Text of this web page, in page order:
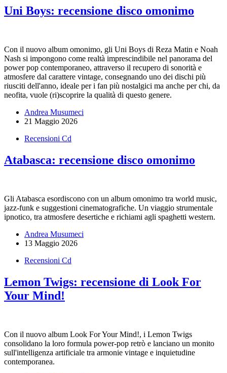
Uni Boys: recensione disco omonimo
Con il nuovo album omonimo, gli Uni Boys di Reza Matin e Noah
Nash si impongono come realtà imprescindibile nel panorama del
power pop contemporaneo, attraverso il recupero di sonorità e
atmosfere dal carattere vintage, consegnando uno dei dischi più
riusciti dell'anno, ideale per i fan più nostalgici ma anche per chi, da
neofita, vuole (ri)scoprire la qualità di questo genere.
Andrea Musumeci
21 Maggio 2026
Recensioni Cd
Atabasca: recensione disco omonimo
Gli Atabasca esordiscono con un album omonimo tra world music,
jazz-funk e suggestioni cinematografiche. Un viaggio strumentale
ipnotico, tra atmosfere desertiche e richiami agli spaghetti western.
Andrea Musumeci
13 Maggio 2026
Recensioni Cd
Lemon Twigs: recensione di Look For
Your Mind!
Con il nuovo album Look For Your Mind!, i Lemon Twigs
consolidano la loro formula power-pop retrò e lanciano un monito
sull'intelligenza artificiale tra armonie vintage e inquietudine
contemporanea.